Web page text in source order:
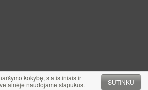
kokybę, statistiniais ir
naudojame slapukus.
SUTINKU